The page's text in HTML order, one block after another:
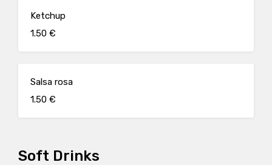
Ketchup
1.50 €
Salsa rosa
1.50 €
Soft Drinks